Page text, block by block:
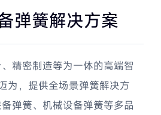
新能源解决方案
机械解决方案
弹簧解决方案
精密制造等为一体的高端智
，提供全场景弹簧解决方
弹簧、机械设备弹簧等多品